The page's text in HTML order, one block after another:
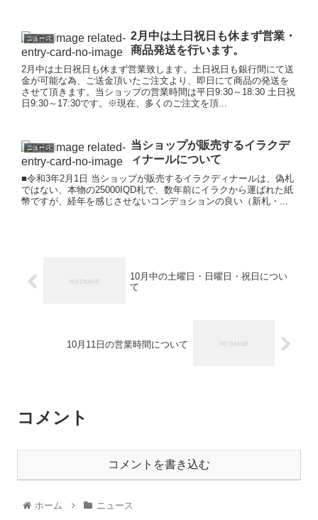
ニュース
2月中は土日祝日も休まず営業・
商品発送を行います。
2月中は土日祝日も休まず営業致します。土日祝日も銀行間にて送
金が可能な為、ご送金頂いたご注文より、即日にて商品の発送を
させて頂きます。当ショップの営業時間は平日9:30～18:30 土日祝
日9:30～17:30です。※現在、多くのご注文を頂...
ニュース
当ショップが販売するイラクデ
ィナールについて
■令和3年2月1日 当ショップが販売するイラクディナールは、偽札
ではない、本物の25000IQD札で、数年前にイラクから運ばれた紙
幣ですが、経年を感じさせないコンデョションの良い（新札・...
10月中の土曜日・日曜日・祝日につい
て
10月11日の営業時間について
コメント
コメントを書き込む
ホーム ニュース